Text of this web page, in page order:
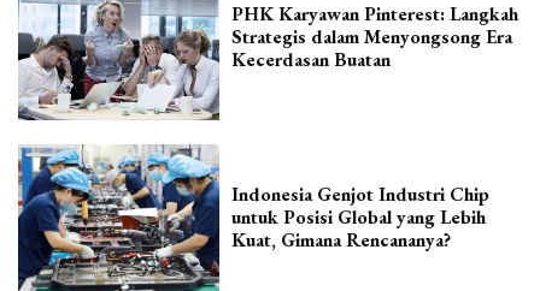
PHK Karyawan Pinterest: Langkah
Strategis dalam Menyongsong Era
Kecerdasan Buatan
Indonesia Genjot Industri Chip
untuk Posisi Global yang Lebih
Kuat, Gimana Rencananya?